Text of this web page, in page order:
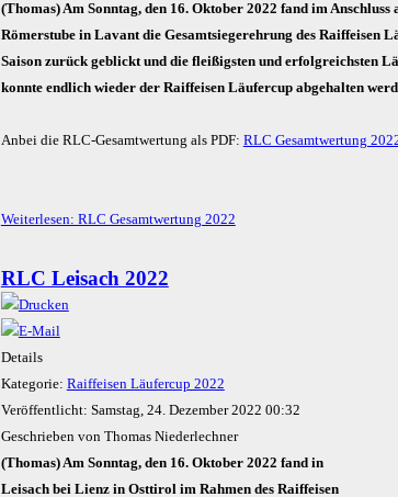
(Thomas) Am Sonntag, den 16. Oktober 2022 fand im
Römerstube in Lavant die Gesamtsiegerehrung des Raiffeisen
Saison zurück geblickt und die fleißigsten und erfolgreichsten
konnte endlich wieder der Raiffeisen Läufercup abgehalten
Anbei die RLC-Gesamtwertung als PDF: RLC Gesamtwertung
Weiterlesen: RLC Gesamtwertung 2022
RLC Leisach 2022
Details
Kategorie: Raiffeisen Läufercup 2022
Veröffentlicht: Samstag, 24. Dezember 2022 00:32
Geschrieben von Thomas Niederlechner
(Thomas) Am Sonntag, den 16. Oktober 2022 fand in
Leisach bei Lienz in Osttirol im Rahmen des Raiffeisen